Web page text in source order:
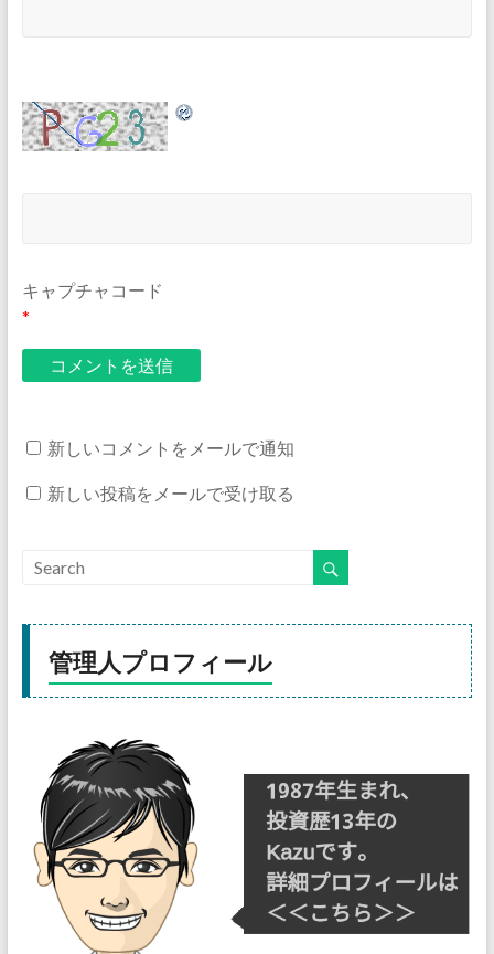
キャプチャコード
*
新しいコメントをメールで通知
新しい投稿をメールで受け取る
管理人プロフィール